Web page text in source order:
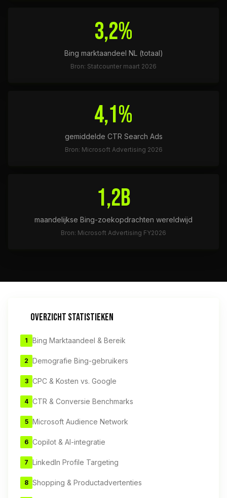
3,2%
Bing marktaandeel NL (totaal)
Bron: Statcounter maart 2026
4,1%
gemiddelde CTR Search Ads
Bron: Microsoft Advertising 2026
1,2B
maandelijkse Bing-zoekopdrachten wereldwijd
Bron: Microsoft Advertising FY2026
OVERZICHT STATISTIEKEN
1 Bing Marktaandeel & Bereik
2 Demografie Bing-gebruikers
3 CPC & Kosten vs. Google
4 CTR & Conversie Benchmarks
5 Microsoft Audience Network
6 Copilot & AI-integratie
7 LinkedIn Profile Targeting
8 Shopping & Productadvertenties